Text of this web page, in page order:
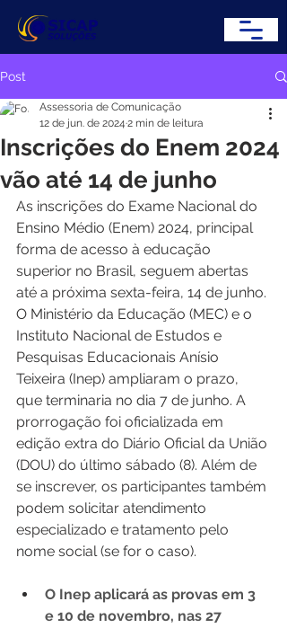
Post
Inscrições do Enem 2024
vão até 14 de junho
Assessoria de Comunicação
12 de jun. de 2024 2 min de leitura
As inscrições do Exame Nacional do
Ensino Médio (Enem) 2024, principal
forma de acesso à educação
superior no Brasil, seguem abertas
até a próxima sexta-feira, 14 de junho.
O Ministério da Educação (MEC) e o
Instituto Nacional de Estudos e
Pesquisas Educacionais Anísio
Teixeira (Inep) ampliaram o prazo,
que terminaria no dia 7 de junho. A
prorrogação foi oficializada em
edição extra do Diário Oficial da União
(DOU) do último sábado (8). Além de
se inscrever, os participantes também
podem solicitar atendimento
especializado e tratamento pelo
nome social (se for o caso).
O Inep aplicará as provas em 3
e 10 de novembro, nas 27